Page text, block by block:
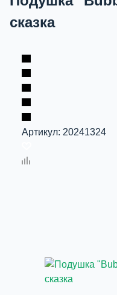
сказка
Артикул: 20241324